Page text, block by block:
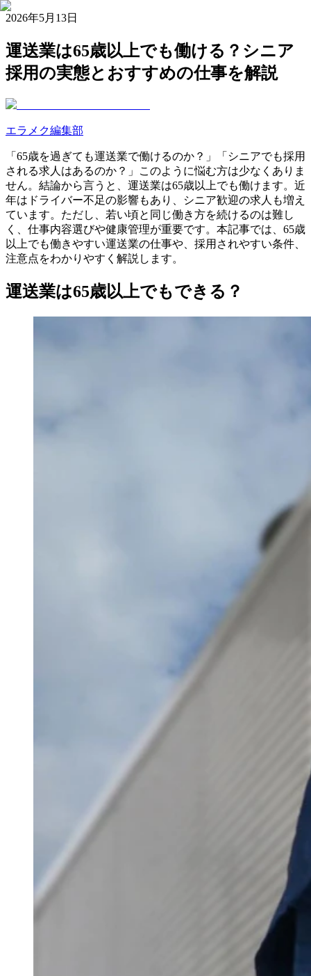
2026年5月13日
運送業は65歳以上でも働ける？シニア
採用の実態とおすすめの仕事を解説
エラメク編集部
「65歳を過ぎても運送業で働けるのか？」「シニアでも採用
される求人はあるのか？」このように悩む方は少なくありま
せん。結論から言うと、運送業は65歳以上でも働けます。近
年はドライバー不足の影響もあり、シニア歓迎の求人も増え
ています。ただし、若い頃と同じ働き方を続けるのは難し
く、仕事内容選びや健康管理が重要です。本記事では、65歳
以上でも働きやすい運送業の仕事や、採用されやすい条件、
注意点をわかりやすく解説します。
運送業は65歳以上でもできる？